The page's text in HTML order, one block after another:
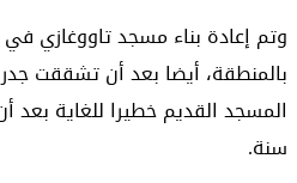
وتم إعادة بناء مسجد تاووغازي
بالمنطقة، أيضا بعد أن تشققت
سنة.